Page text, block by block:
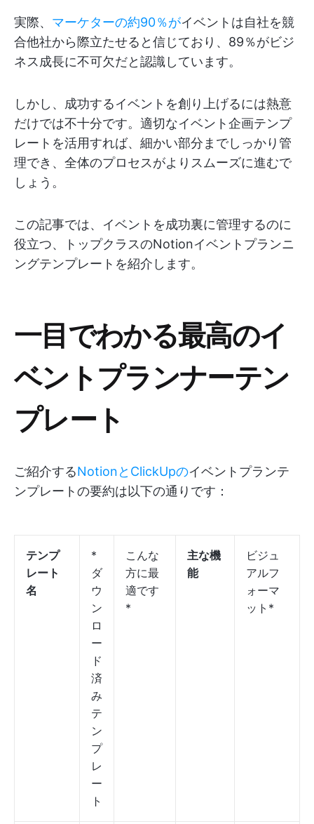
実際、 マーケターの約90％がイベントは自社を競
合他社から際立たせると信じており、89％がビジ
ネス成長に不可欠だと認識しています。
しかし、成功するイベントを創り上げるには熱意
だけでは不十分です。適切なイベント企画テンプ
レートを活用すれば、細かい部分までしっかり管
理でき、全体のプロセスがよりスムーズに進むで
しょう。
この記事では、イベントを成功裏に管理するのに
役立つ、トップクラスのNotionイベントプランニ
ングテンプレートを紹介します。
一目でわかる最高のイ
ベントプランナーテン
プレート
ご紹介するNotionとClickUpのイベントプランテ
ンプレートの要約は以下の通りです：
テンプ
レート
名
*
ダ
ウ
ン
ロ
ー
ド
済
み
テ
ン
プ
レ
ー
ト
こんな
方に最
適です
*
主な機
能
ビジュ
アルフ
ォーマ
ット*